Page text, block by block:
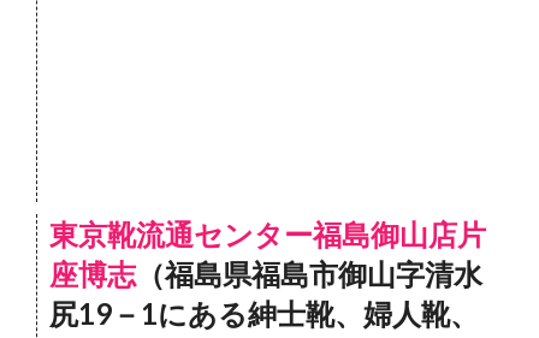
東京靴流通センター福島御山店片
座博志 （福島県福島市御山字清水
尻19－1にある紳士靴、婦人靴、